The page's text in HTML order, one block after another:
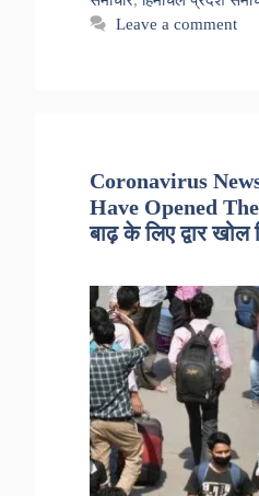
Leave a comment
Coronavirus
Have Opened The
बाढ़ के लिए द्वार खोल